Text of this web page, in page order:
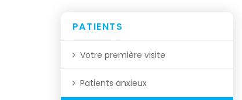
PATIENTS
Votre première visite
Patients anxieux